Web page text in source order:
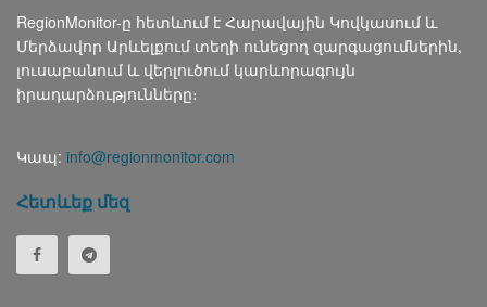
RegionMonitor-ը հետևում է Հարավային Կովկասում և
Մերձավոր Արևելքում տեղի ունեցող զարգացումներին,
լուսաբանում և վերլուծում կարևորագույն
իրադարձությունները։
Կապ: info@regionmonitor.com
Հետևեք մեզ